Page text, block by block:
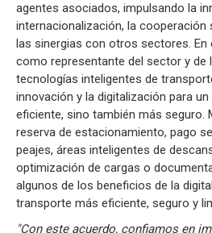
agentes asociados, impulsando la
internacionalización, la
las sinergias con otros sectores. En
como representante del sector y de
tecnologías inteligentes de
innovación y la digitalización para
eficiente, sino también más seguro.
reserva de estacionamiento, pago
peajes, áreas inteligentes de
optimización de cargas o
algunos de los beneficios de la
transporte más eficiente, seguro y
"Con este acuerdo, confiamos en